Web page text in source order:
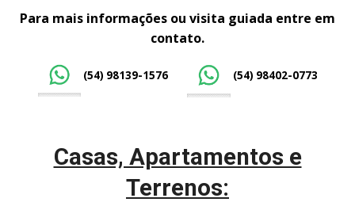
Para mais informações ou visita guiada entre em
contato.
(54) 98139-1576 (54) 98402-0773
Casas, Apartamentos e
Terrenos: